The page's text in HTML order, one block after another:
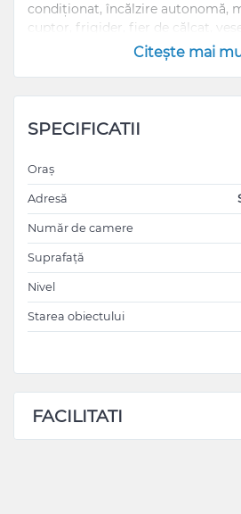
condiționat, încălzire autonomă,
cuptor, frigider, fier de călcat,
La 2 minute distanță
parc, Centrul medicilor de familie
La dorință oferim în chirie
Citeşte mai
SPECIFICATII
Oraș
Adresă
Număr de camere
Suprafață
Nivel
Starea obiectului
FACILITATI